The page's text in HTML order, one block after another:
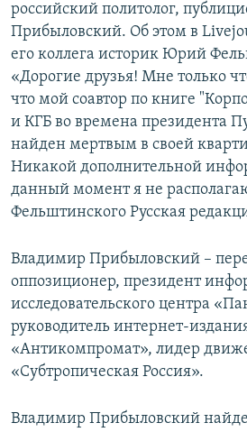
российский политолог,
Прибыловский. Об этом в
его коллега историк Юрий
«Дорогие друзья! Мне только
что мой соавтор по книге
и КГБ во времена президента
найден мертвым в своей
Никакой дополнительной
данный момент я не
Фельштинского Русская
Владимир Прибыловский –
оппозиционер, президент
исследовательского центра
руководитель интернет-
«Антикомпромат», лидер
«Субтропическая Россия».
Владимир Прибыловский